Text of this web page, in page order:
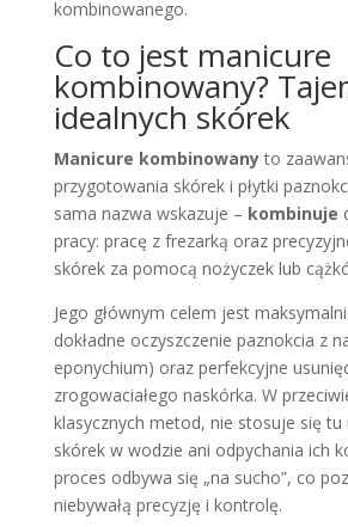
kombinowanego.
Co to jest manicure
kombinowany?
idealnych skórek
Manicure kombinowanyto
przygotowania skórek i płytki
sama nazwa wskazuje – kombinuje
pracy: pracę z frezarką oraz
skórek za pomocą nożyczek lub
Jego głównym celem jest
dokładne oczyszczenie paznokcia z
eponychium) oraz perfekcyjne
zrogowaciałego naskórka. W
klasycznych metod, nie stosuje się tu
skórek w wodzie ani odpychania ich
proces odbywa się „na sucho”, co
niebywałą precyzję i kontrolę.